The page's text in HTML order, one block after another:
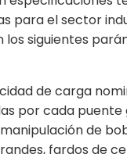
para el sector
los siguientes
de carga
por cada puente
de
fardos de